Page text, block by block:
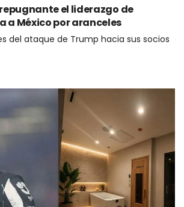
el liderazgo de
a México por aranceles
del ataque de Trump hacia sus socios